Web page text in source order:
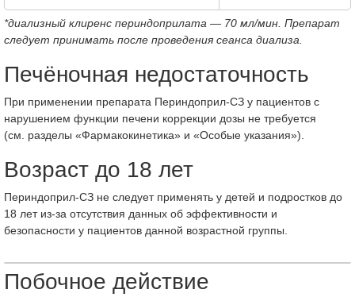
*диализный клиренс периндоприлата — 70 мл/мин. Препарат
следует принимать после проведения сеанса диализа.
Печёночная недостаточность
При применении препарата Периндоприл-СЗ у пациентов с
нарушением функции печени коррекции дозы не требуется
(см. разделы «Фармакокинетика» и «Особые указания»).
Возраст до 18 лет
Периндоприл-СЗ не следует применять у детей и подростков до
18 лет из-за отсутствия данных об эффективности и
безопасности у пациентов данной возрастной группы.
Побочное действие